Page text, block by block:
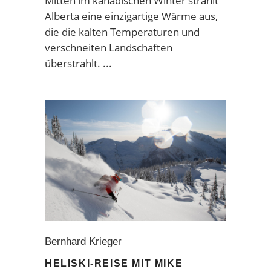
Alberta eine einzigartige Wärme aus,
die die kalten Temperaturen und
verschneiten Landschaften
überstrahlt.
Bernhard Krieger
HELISKI-REISE MIT MIKE